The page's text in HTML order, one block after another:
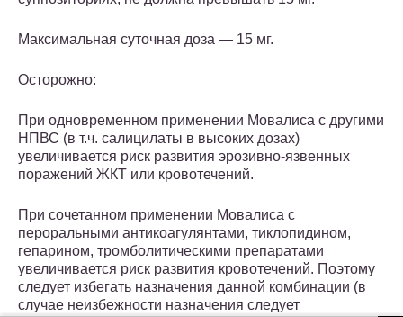
Максимальная суточная доза — 15 мг.
Осторожно:
При одновременном применении Мовалиса с другими
НПВС (в т.ч. салицилаты в высоких дозах)
увеличивается риск развития эрозивно-язвенных
поражений ЖКТ или кровотечений.
При сочетанном применении Мовалиса с
пероральными антикоагулянтами, тиклопидином,
гепарином, тромболитическими препаратами
увеличивается риск развития кровотечений. Поэтому
следует избегать назначения данной комбинации (в
случае неизбежности назначения следует